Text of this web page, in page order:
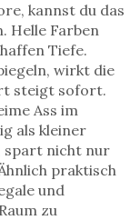
kannst du das
. Helle Farben
Tiefe.
wirkt die
steigt sofort.
Ass im
als kleiner
spart nicht nur
praktisch
und
zu